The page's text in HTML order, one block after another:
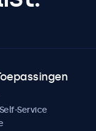
Service